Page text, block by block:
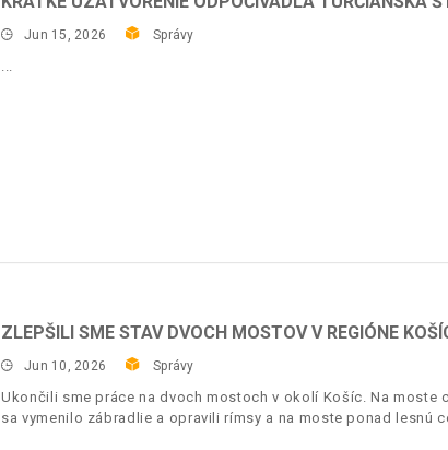
Jun 15, 2026 Správy
ZLEPŠILI SME STAV DVOCH MOSTOV V REGIÓNE
Jun 10, 2026 Správy
Ukončili sme práce na dvoch mostoch v okolí Košíc. Na moste
sa vymenilo zábradlie a opravili rímsy a na moste ponad lesnú